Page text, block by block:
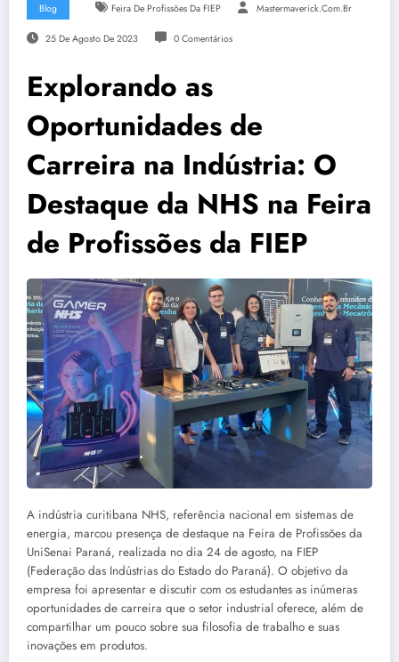
Blog Feira De Profissões Da FIEP Mastermaverick.com.br
25 De Agosto De 2023 0 Comentários
Explorando as
Oportunidades de
Carreira na Indústria: O
Destaque da NHS na Feira
de Profissões da FIEP
A indústria curitibana NHS, referência nacional em sistemas de
energia, marcou presença de destaque na Feira de Profissões da
UniSenai Paraná, realizada no dia 24 de agosto, na FIEP
(Federação das Indústrias do Estado do Paraná). O objetivo da
empresa foi apresentar e discutir com os estudantes as inúmeras
oportunidades de carreira que o setor industrial oferece, além de
compartilhar um pouco sobre sua filosofia de trabalho e suas
inovações em produtos.